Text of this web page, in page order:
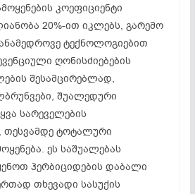
კოეფიციენტი
20%-ით იკლებს, გარემო
ტექნოლოგიებით
ღონისძიებების
შესამცირებლად,
შუალედური
სარეველების
თესვამდე ტოტალური
ეს საშუალებას
ჰერბიციდების დაბალი
თხევადი სასუქის